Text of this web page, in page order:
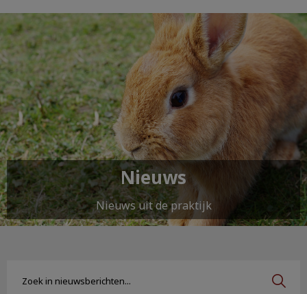
Nieuws
Nieuws uit de praktijk